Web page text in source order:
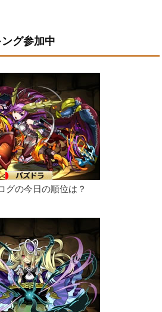
グ参加中
グの今日の順位は？